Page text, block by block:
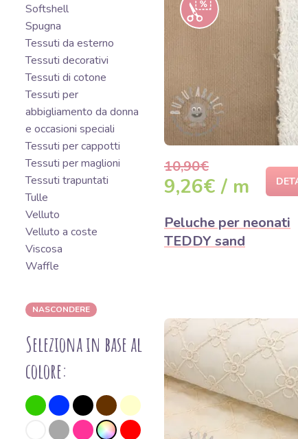
Softshell
Spugna
Tessuti da esterno
Tessuti decorativi
Tessuti di cotone
Tessuti per
abbigliamento da donna
e occasioni speciali
Tessuti per cappotti
Tessuti per maglioni
Tessuti trapuntati
Tulle
Velluto
Velluto a coste
Viscosa
Waffle
NASCONDERE
Seleziona in base al
colore:
10,90€
9,26€ / m
Peluche per neonati
TEDDY sand